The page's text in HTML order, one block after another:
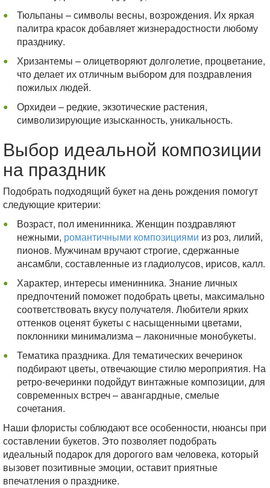
Тюльпаны – символы весны, возрождения. Их яркая
палитра красок добавляет жизнерадостности любому
празднику.
Хризантемы – олицетворяют долголетие, процветание,
что делает их отличным выбором для поздравления
пожилых людей.
Орхидеи – редкие, экзотические растения,
символизирующие изысканность, уникальность.
Выбор идеальной композиции
на праздник
Подобрать подходящий букет на день рождения помогут
следующие критерии:
Возраст, пол именинника. Женщин поздравляют
нежными, романтичными композициями из роз, лилий,
пионов. Мужчинам вручают строгие, сдержанные
ансамбли, составленные из гладиолусов, ирисов, калл.
Характер, интересы именинника. Знание личных
предпочтений поможет подобрать цветы, максимально
соответствовать вкусу получателя. Любители ярких
оттенков оценят букеты с насыщенными цветами,
поклонники минимализма – лаконичные монобукеты.
Тематика праздника. Для тематических вечеринок
подбирают цветы, отвечающие стилю мероприятия. На
ретро-вечеринки подойдут винтажные композиции, для
современных встреч – авангардные, смелые
сочетания.
Наши флористы соблюдают все особенности, нюансы при
составлении букетов. Это позволяет подобрать
идеальный подарок для дорогого вам человека, который
вызовет позитивные эмоции, оставит приятные
впечатления о празднике.